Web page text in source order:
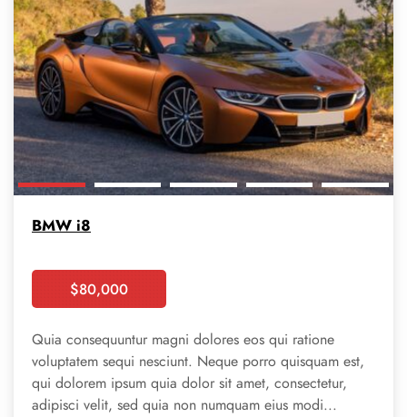
BMW i8
$80,000
Booking
Quia consequuntur magni dolores eos qui ratione
voluptatem sequi nesciunt. Neque porro quisquam est,
qui dolorem ipsum quia dolor sit amet, consectetur,
adipisci velit, sed quia non numquam eius modi...